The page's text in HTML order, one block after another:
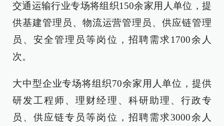
交通运输行业专场将组织150余家用人单位，提
供基建管理员、物流运营管理员、供应链管理
员、安全管理员等岗位，招聘需求1700余人
次。
大中型企业专场将组织70余家用人单位，提供
研发工程师、理财经理、科研助理、行政专
员、供应链专员等岗位，招聘需求3000余人